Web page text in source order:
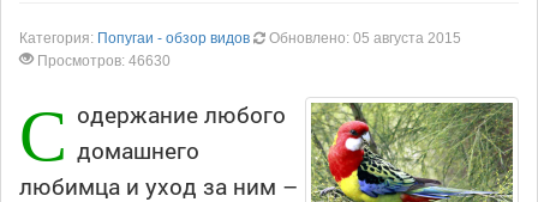
Категория: Попугаи - обзор видов
Обновлено: 05 августа 2015
Просмотров: 46630
С одержание любого
домашнего
любимца и уход за ним –